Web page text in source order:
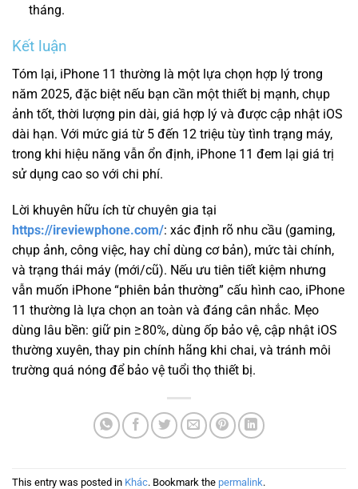
tháng.
Kết luận
Tóm lại, iPhone 11 thường là một lựa chọn hợp lý trong
năm 2025, đặc biệt nếu bạn cần một thiết bị mạnh, chụp
ảnh tốt, thời lượng pin dài, giá hợp lý và được cập nhật iOS
dài hạn. Với mức giá từ 5 đến 12 triệu tùy tình trạng máy,
trong khi hiệu năng vẫn ổn định, iPhone 11 đem lại giá trị
sử dụng cao so với chi phí.
Lời khuyên hữu ích từ chuyên gia tại
https://ireviewphone.com/: xác định rõ nhu cầu (gaming,
chụp ảnh, công việc, hay chỉ dùng cơ bản), mức tài chính,
và trạng thái máy (mới/cũ). Nếu ưu tiên tiết kiệm nhưng
vẫn muốn iPhone “phiên bản thường” cấu hình cao, iPhone
11 thường là lựa chọn an toàn và đáng cân nhắc. Mẹo
dùng lâu bền: giữ pin ≥ 80%, dùng ốp bảo vệ, cập nhật iOS
thường xuyên, thay pin chính hãng khi chai, và tránh môi
trường quá nóng để bảo vệ tuổi thọ thiết bị.
This entry was posted in Khác. Bookmark the permalink.